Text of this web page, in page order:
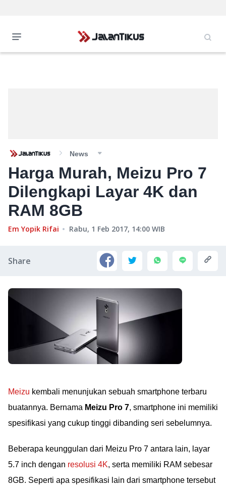
News
Harga Murah, Meizu Pro 7
Dilengkapi Layar 4K dan
RAM 8GB
Em Yopik Rifai Rabu, 1 Feb 2017, 14:00 WIB
Share
Meizu kembali menunjukan sebuah smartphone terbaru
buatannya. Bernama Meizu Pro 7, smartphone ini memiliki
spesifikasi yang cukup tinggi dibanding seri sebelumnya.
Beberapa keunggulan dari Meizu Pro 7 antara lain, layar
5.7 inch dengan resolusi 4K, serta memiliki RAM sebesar
8GB. Seperti apa spesifikasi lain dari smartphone tersebut